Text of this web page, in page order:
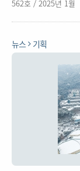
562호 / 2025년 1월
뉴스 기획